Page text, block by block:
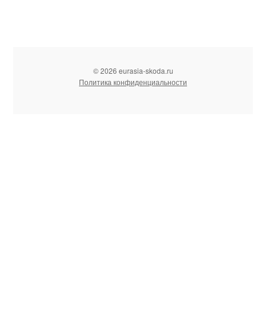
© 2026 eurasia-skoda.ru
Политика конфиденциальности